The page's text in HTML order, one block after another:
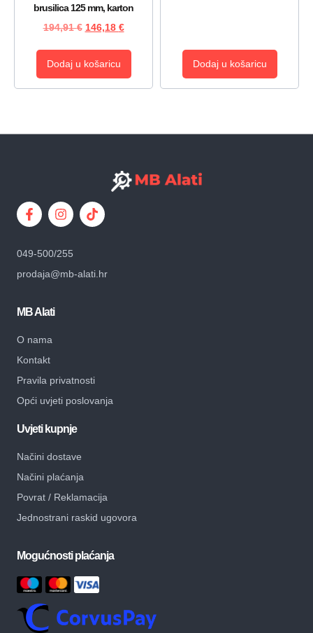
brusilica 125 mm, karton
194,91€ 146,18 €
Dodaj u košaricu Dodaj u košaricu
049-500/255
prodaja@mb-alati.hr
MB Alati
O nama
Kontakt
Pravila privatnosti
Opći uvjeti poslovanja
Uvjeti kupnje
Načini dostave
Načini plaćanja
Povrat / Reklamacija
Jednostrani raskid ugovora
Mogućnosti plaćanja